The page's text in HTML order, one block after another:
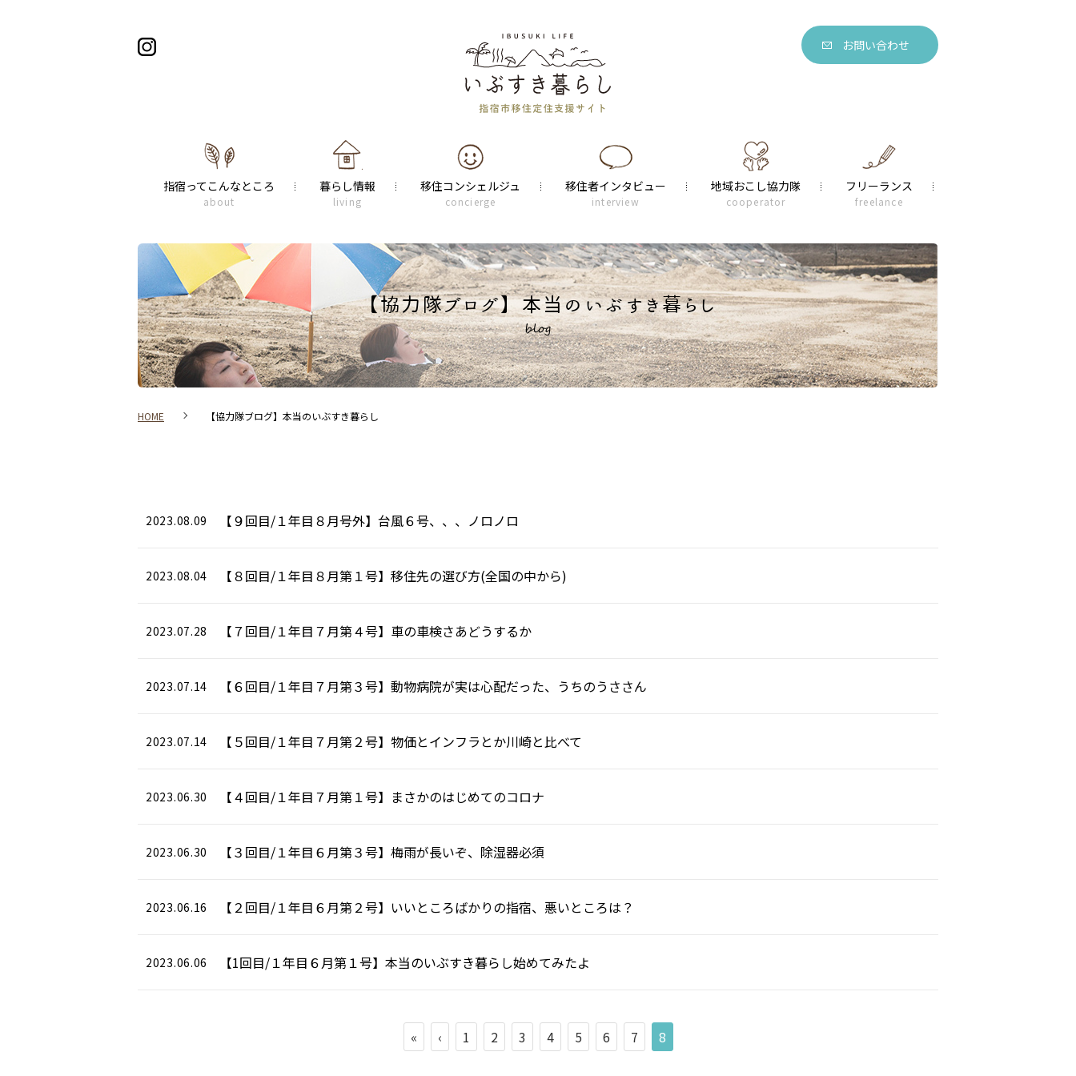
お問い合わせ
指宿ってこんなところ
about
暮らし情報
living
移住コンシェルジュ
concierge
移住者インタビュー
interview
地域おこし協力隊
cooperator
フリーランス
freelance
【協力隊ブログ】本当のいぶすき暮らし
HOME 【協力隊ブログ】本当のいぶすき暮らし
2023.08.09 【９回目/１年目８月号外】台風６号、、、ノロノロ
2023.08.04 【８回目/１年目８月第１号】移住先の選び方(全国の中から)
2023.07.28 【７回目/１年目７月第４号】車の車検さあどうするか
2023.07.14 【６回目/１年目７月第３号】動物病院が実は心配だった、うちのうささん
2023.07.14 【５回目/１年目７月第２号】物価とインフラとか川崎と比べて
2023.06.30 【４回目/１年目７月第１号】まさかのはじめてのコロナ
2023.06.30 【３回目/１年目６月第３号】梅雨が長いぞ、除湿器必須
2023.06.16 【２回目/１年目６月第２号】いいところばかりの指宿、悪いところは？
2023.06.06 【1回目/１年目６月第１号】本当のいぶすき暮らし始めてみたよ
« ‹ 1 2 3 4 5 6 7 8